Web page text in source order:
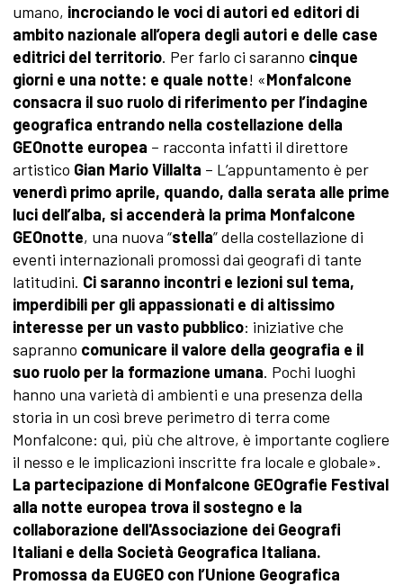
umano, incrociando le voci di autori ed editori di
ambito nazionale all’opera degli autori e delle case
editrici del territorio. Per farlo ci saranno cinque
giorni e una notte: e quale notte! «Monfalcone
consacra il suo ruolo di riferimento per l’indagine
geografica entrando nella costellazione della
GEOnotte europea – racconta infatti il direttore
artistico Gian Mario Villalta – L’appuntamento è per
venerdì primo aprile, quando, dalla serata alle prime
luci dell’alba, si accenderà la prima Monfalcone
GEOnotte, una nuova “stella” della costellazione di
eventi internazionali promossi dai geografi di tante
latitudini. Ci saranno incontri e lezioni sul tema,
imperdibili per gli appassionati e di altissimo
interesse per un vasto pubblico: iniziative che
sapranno comunicare il valore della geografia e il
suo ruolo per la formazione umana. Pochi luoghi
hanno una varietà di ambienti e una presenza della
storia in un così breve perimetro di terra come
Monfalcone: qui, più che altrove, è importante cogliere
il nesso e le implicazioni inscritte fra locale e globale».
La partecipazione di Monfalcone GEOgrafie Festival
alla notte europea trova il sostegno e la
collaborazione dell'Associazione dei Geografi
Italiani e della Società Geografica Italiana.
Promossa da EUGEO con l’Unione Geografica